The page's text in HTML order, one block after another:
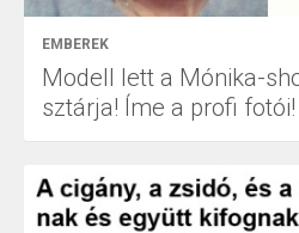
EMBEREK
Modell lett a Mónika-
sztárja! Íme a profi fotói!